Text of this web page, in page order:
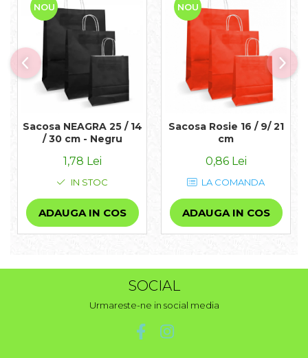
NOU
Sacosa NEAGRA 25 / 14
/ 30 cm - Negru
1,78 Lei
IN STOC
ADAUGA IN COS
NOU
Sacosa Rosie 16 / 9/ 21
cm
0,86 Lei
LA COMANDA
ADAUGA IN COS
SOCIAL
Urmareste-ne in social media